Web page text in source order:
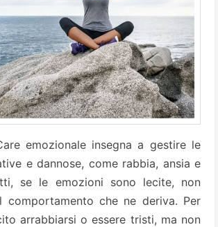
emozionale insegna a gestire le
e dannose, come rabbia, ansia e
se le emozioni sono lecite, non
comportamento che ne deriva. Per
arrabbiarsi o essere tristi, ma non